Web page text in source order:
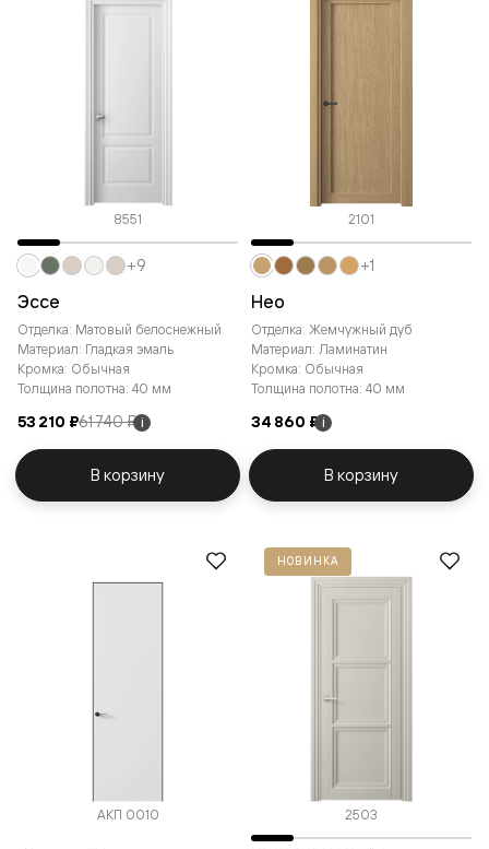
8551
Эссе
Отделка: Матовый белоснежный
Материал: Гладкая эмаль
Кромка: Обычная
Толщина полотна: 40 мм
53 210 ₽61 740 ₽ i
+9
В корзину
2101
Нео
Отделка: Жемчужный дуб
Материал: Ламинатин
Кромка: Обычная
Толщина полотна: 40 мм
34 860 ₽ i
+1
В корзину
АКП 0010
НОВИНКА
2503